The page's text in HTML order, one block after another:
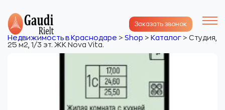
Заказать звонок
Недвижимость в Краснодаре > Shop > Каталог > Студия,
25 м2, 1/3 эт. ЖК Nova Vita.